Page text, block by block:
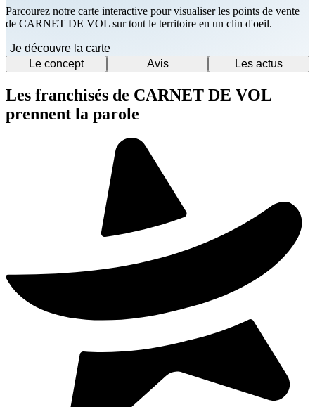
Parcourez notre carte interactive pour visualiser les points de vente
de CARNET DE VOL sur tout le territoire en un clin d'oeil.
Je découvre la carte
Le concept
Avis Les actus
Les franchisés de CARNET DE VOL
prennent la parole